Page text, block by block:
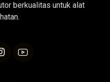
berkualitas untuk alat